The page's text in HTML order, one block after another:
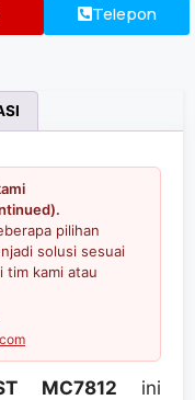
Telepon
pilihan
solusi sesuai
tim kami atau
MC7812 ini